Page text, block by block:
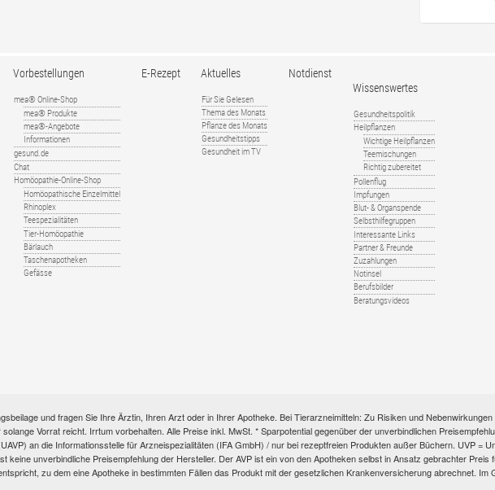
Vorbestellungen
mea® Online-Shop
mea® Produkte
mea®-Angebote
Informationen
gesund.de
Chat
Homöopathie-Online-Shop
Homöopathische Einzelmittel
Rhinoplex
Teespezialitäten
Tier-Homöopathie
Bärlauch
Taschenapotheken
Gefässe
E-Rezept Aktuelles
Für Sie Gelesen
Thema des Monats
Pflanze des Monats
Gesundheitstipps
Gesundheit im TV
Notdienst
Wissenswertes
Gesundheitspolitik
Heilpflanzen
Wichtige Heilpflanzen
Teemischungen
Richtig zubereitet
Pollenflug
Impfungen
Blut- & Organspende
Selbsthilfegruppen
Interessante Links
Partner & Freunde
Zuzahlungen
Notinsel
Berufsbilder
Beratungsvideos
und fragen Sie Ihre Ärztin, Ihren Arzt oder in Ihrer Apotheke. Bei Tierarzneimitteln: Zu Risiken und
Vorrat reicht. Irrtum vorbehalten. Alle Preise inkl. MwSt. * Sparpotential gegenüber der unverbindlichen
an die Informationsstelle für Arzneispezialitäten (IFA GmbH) / nur bei rezeptfreien Produkten außer Büchern. UVP =
keine unverbindliche Preisempfehlung der Hersteller. Der AVP ist ein von den Apotheken selbst in Ansatz gebrachter Preis
zu dem eine Apotheke in bestimmten Fällen das Produkt mit der gesetzlichen Krankenversicherung abrechnet. Im